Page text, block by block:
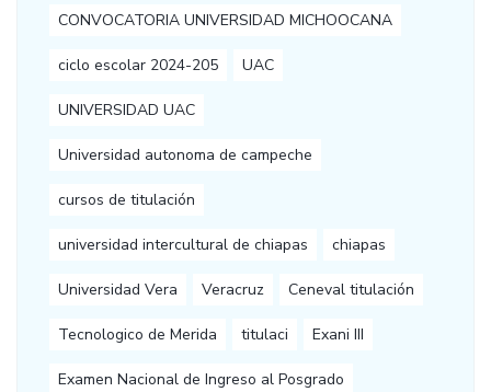
CONVOCATORIA UNIVERSIDAD MICHOOCANA
ciclo escolar 2024-205 UAC
UNIVERSIDAD UAC
Universidad autonoma de campeche
cursos de titulación
universidad intercultural de chiapas chiapas
Universidad Vera Veracruz Ceneval titulación
Tecnologico de Merida titulaci Exani III
Examen Nacional de Ingreso al Posgrado